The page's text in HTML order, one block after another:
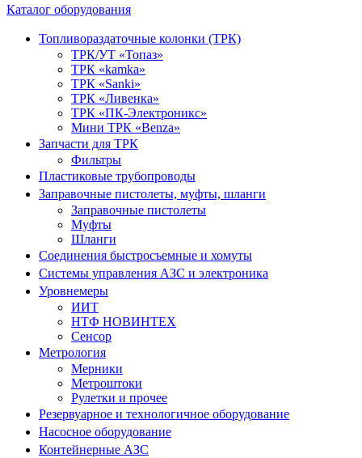
Каталог оборудования
Топливораздаточные колонки (ТРК)
ТРК/УТ «Топаз»
ТРК «kamka»
ТРК «Sanki»
ТРК «Ливенка»
ТРК «ПК-Электроникс»
Мини ТРК «Benza»
Запчасти для ТРК
Фильтры
Пластиковые трубопроводы
Заправочные пистолеты, муфты, шланги
Заправочные пистолеты
Муфты
Шланги
Соединения быстросъемные и хомуты
Системы управления АЗС и электроника
Уровнемеры
ИИТ
НТФ НОВИНТЕХ
Сенсор
Метрология
Мерники
Метроштоки
Рулетки и прочее
Резервуарное и технологичное оборудование
Насосное оборудование
Контейнерные АЗС